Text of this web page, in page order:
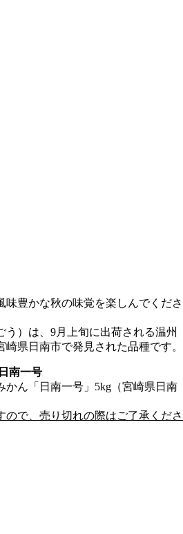
味豊かな秋の味覚を楽しんでくださ
う）は、9月上旬に出荷される温州
崎県日南市で発見された品種です。
南一号
かん「日南一号」5kg（宮崎県日南
で、売り切れの際はご了承くださ